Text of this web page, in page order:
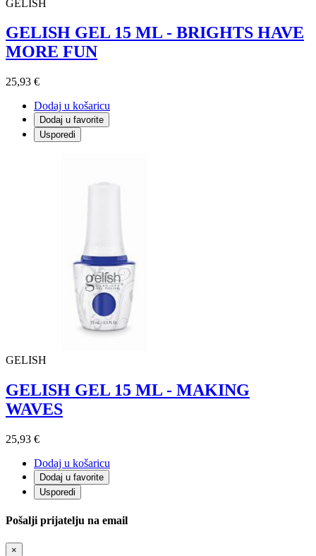
GELISH
GELISH GEL 15 ML - BRIGHTS HAVE
MORE FUN
25,93 €
Dodaj u košaricu
Dodaj u favorite
Usporedi
GELISH
GELISH GEL 15 ML - MAKING
WAVES
25,93 €
Dodaj u košaricu
Dodaj u favorite
Usporedi
Pošalji prijatelju na email
×